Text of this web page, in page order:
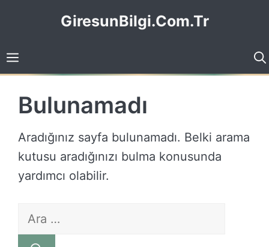
GiresunBilgi.Com.Tr
Bulunamadı
Aradığınız sayfa bulunamadı. Belki arama
kutusu aradığınızı bulma konusunda
yardımcı olabilir.
için
ara